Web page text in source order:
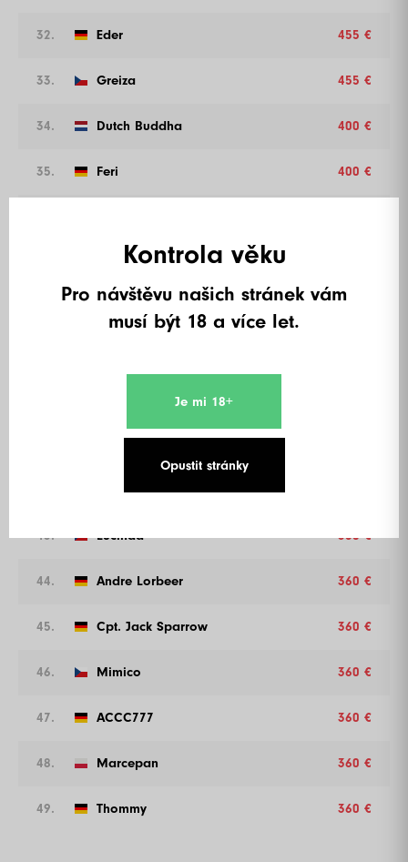
32. Eder 455 €
33. Greiza 455 €
34. Dutch Buddha 400 €
35. Feri 400 €
Suralo
Quinten Spyckerelle
Marvel
43. Lucinda 360 €
44. Andre Lorbeer 360 €
45. Cpt. Jack Sparrow 360 €
46. Mimico 360 €
47. ACCC777 360 €
48. Marcepan 360 €
49. Thommy 360 €
Kontrola věku
Pro návštěvu našich stránek vám
musí být 18 a více let.
Je mi 18+
Opustit stránky